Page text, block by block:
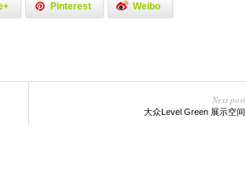
Pinterest Weibo
Next post
大众Level Green 展示空间